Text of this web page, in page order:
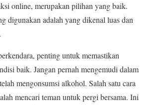
online, merupakan pilihan yang baik.
digunakan adalah yang dikenal luas dan
penting untuk memastikan
baik. Jangan pernah mengemudi dalam
mengonsumsi alkohol. Salah satu cara
mencari teman untuk pergi bersama. Ini